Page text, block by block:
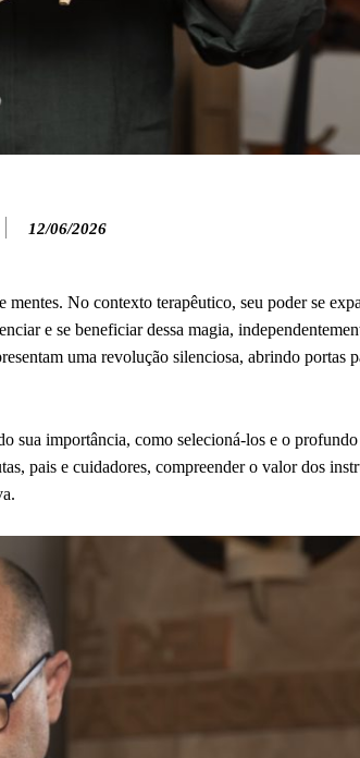
12/06/2026
No contexto terapêutico, seu poder se
e se beneficiar dessa magia,
uma revolução silenciosa, abrindo portas
sua importância, como selecioná-los e o
pais e cuidadores, compreender o valor dos